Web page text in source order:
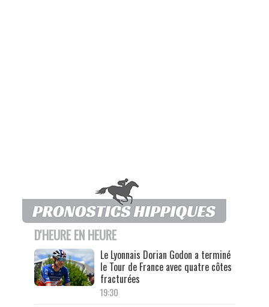
D'HEURE EN HEURE
Le Lyonnais Dorian Godon a terminé
le Tour de France avec quatre côtes
fracturées
19:30